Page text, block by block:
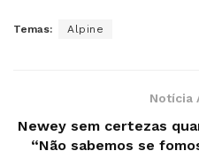
Temas: Alpine
Notícia
Newey sem certezas
“Não sabemos se